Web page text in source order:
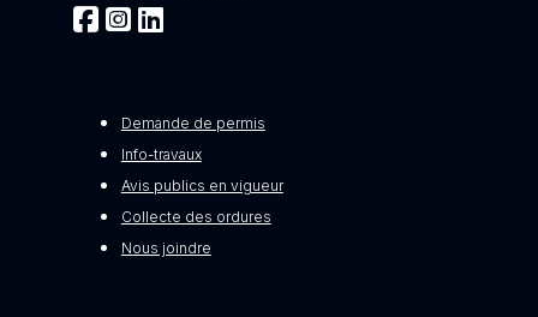
Demande de permis
Info-travaux
Avis publics en vigueur
Collecte des ordures
Nous joindre